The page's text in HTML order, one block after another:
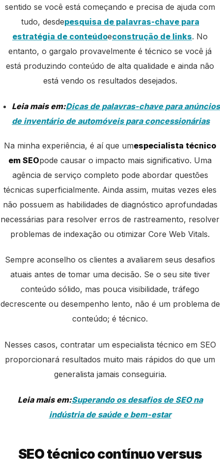
sentido se você está começando e precisa de ajuda com
tudo, desdepesquisa de palavras-chave para
estratégia de conteúdoeconstrução de links. No
entanto, o gargalo provavelmente é técnico se você já
está produzindo conteúdo de alta qualidade e ainda não
está vendo os resultados desejados.
Leia mais em:Dicas de palavras-chave para anúncios
de inventário de automóveis para concessionárias
Na minha experiência, é aí que umespecialista técnico
em SEOpode causar o impacto mais significativo. Uma
agência de serviço completo pode abordar questões
técnicas superficialmente. Ainda assim, muitas vezes eles
não possuem as habilidades de diagnóstico aprofundadas
necessárias para resolver erros de rastreamento, resolver
problemas de indexação ou otimizar Core Web Vitals.
Sempre aconselho os clientes a avaliarem seus desafios
atuais antes de tomar uma decisão. Se o seu site tiver
conteúdo sólido, mas pouca visibilidade, tráfego
decrescente ou desempenho lento, não é um problema de
conteúdo; é técnico.
Nesses casos, contratar um especialista técnico em SEO
proporcionará resultados muito mais rápidos do que um
generalista jamais conseguiria.
Leia mais em:Superando os desafios de SEO na
indústria de saúde e bem-estar
SEO técnico contínuo versus